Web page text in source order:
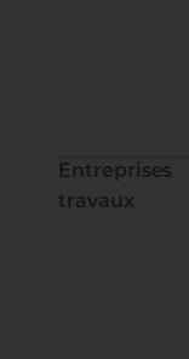
Entreprises
travaux